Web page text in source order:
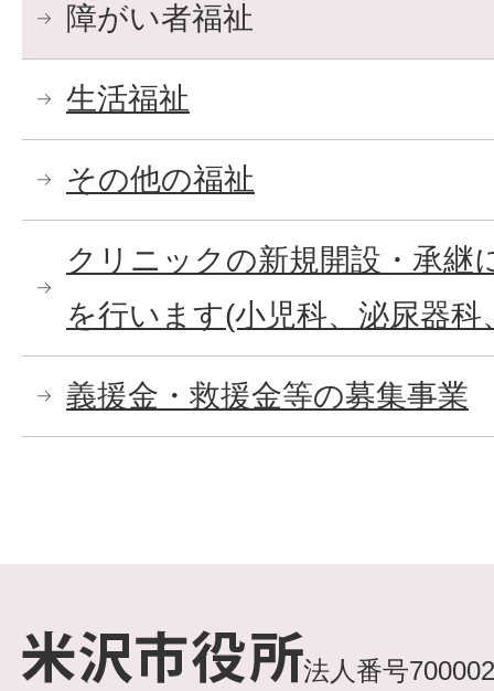
障がい者福祉
生活福祉
その他の福祉
クリニックの新規開設・承継
を行います(小児科、泌尿器
義援金・救援金等の募集事業
法人番号